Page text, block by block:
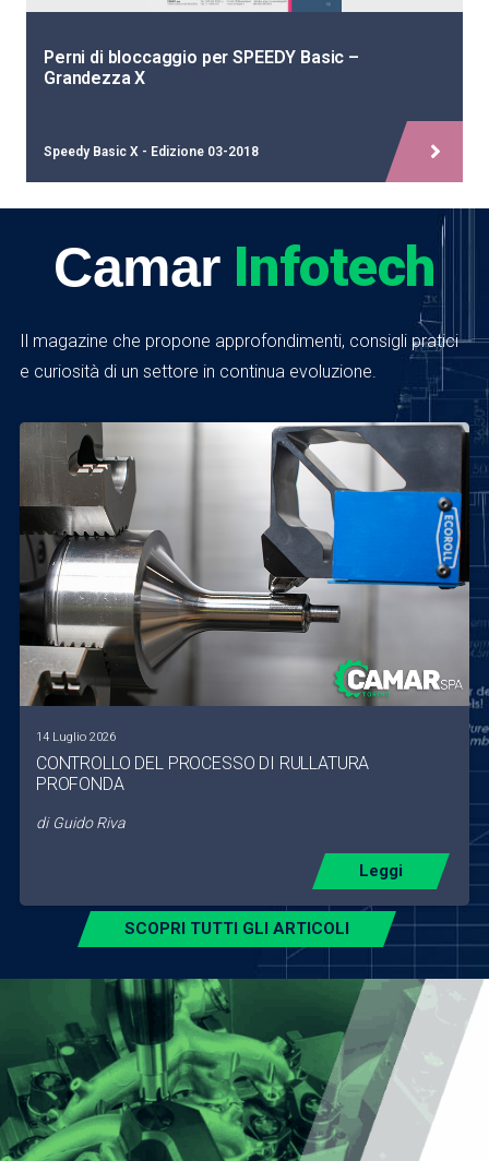
Perni di bloccaggio per SPEEDY Basic –
Grandezza X
Speedy Basic X - Edizione 03-2018
Camar Infotech
Il magazine che propone approfondimenti, consigli pratici
e curiosità di un settore in continua evoluzione.
14 Luglio 2026
CONTROLLO DEL PROCESSO DI RULLATURA
PROFONDA
di Guido Riva
Leggi
SCOPRI TUTTI GLI ARTICOLI